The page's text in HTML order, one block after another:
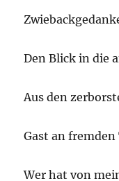
Den Blick in die
Aus den
Gast an
Wer hat von